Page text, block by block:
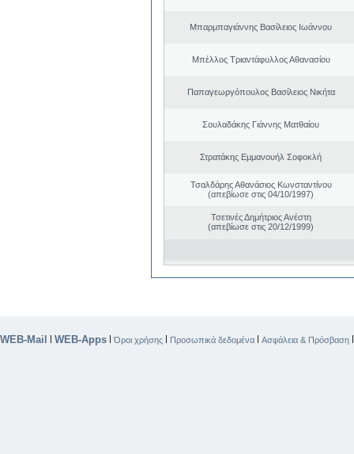
Μπαρμπαγιάννης Βασίλειος Ιωάννου
Μπέλλος Τριαντάφυλλος Αθανασίου
Παπαγεωργόπουλος Βασίλειος Νικήτα
Σουλαδάκης Γιάννης Ματθαίου
Στρατάκης Εμμανουήλ Σοφοκλή
Τσαλδάρης Αθανάσιος Κωνσταντίνου
(απεβίωσε στις 04/10/1997)
Τσετινές Δημήτριος Ανέστη
(απεβίωσε στις 20/12/1999)
WEB-Mail | WEB-Apps |Όροι χρήσης | Προσωπικά δεδομένα | Ασφάλεια & Πρόσβαση